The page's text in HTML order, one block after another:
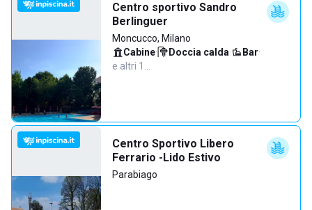
Centro sportivo Sandro
Berlinguer
Moncucco, Milano
Cabine· Doccia calda· Bar·
e altri 1…
Centro Sportivo Libero
Ferrario -Lido Estivo
Parabiago